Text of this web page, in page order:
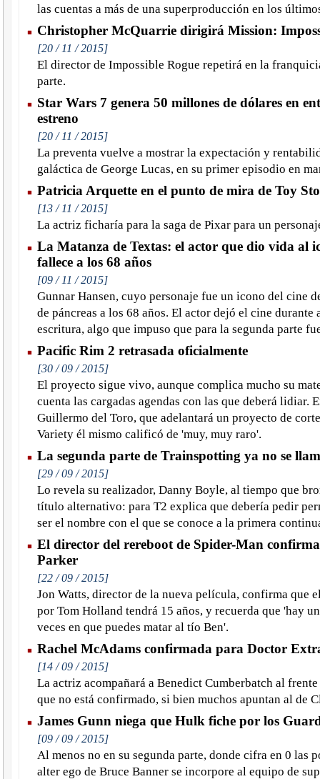
las cuentas a más de una superproducción en los
Christopher McQuarrie dirigirá Mission:
[20 / 11 / 2015]
El director de Impossible Rogue repetirá en la
parte.
Star Wars 7 genera 50 millones de dólares en
estreno
[20 / 11 / 2015]
La preventa vuelve a mostrar la expectación y
galáctica de George Lucas, en su primer episodio en
Patricia Arquette en el punto de mira de Toy
[13 / 11 / 2015]
La actriz ficharía para la saga de Pixar para un
La Matanza de Textas: el actor que dio vida al
fallece a los 68 años
[09 / 11 / 2015]
Gunnar Hansen, cuyo personaje fue un icono del cine
de páncreas a los 68 años. El actor dejó el cine durante
escritura, algo que impuso que para la segunda parte
Pacific Rim 2 retrasada oficialmente
[30 / 09 / 2015]
El proyecto sigue vivo, aunque complica mucho su
cuenta las cargadas agendas con las que deberá lidiar.
Guillermo del Toro, que adelantará un proyecto de
Variety él mismo calificó de 'muy, muy raro'.
La segunda parte de Trainspotting ya no se
[29 / 09 / 2015]
Lo revela su realizador, Danny Boyle, al tiempo que
título alternativo: para T2 explica que debería pedir
ser el nombre con el que se conoce a la primera
El director del rereboot de Spider-Man
Parker
[22 / 09 / 2015]
Jon Watts, director de la nueva película, confirma que
por Tom Holland tendrá 15 años, y recuerda que 'hay
veces en que puedes matar al tío Ben'.
Rachel McAdams confirmada para Doctor
[14 / 09 / 2015]
La actriz acompañará a Benedict Cumberbatch al
que no está confirmado, si bien muchos apuntan al de
James Gunn niega que Hulk fiche por los
[09 / 09 / 2015]
Al menos no en su segunda parte, donde cifra en 0 las
alter ego de Bruce Banner se incorpore al equipo de